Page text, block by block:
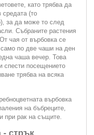
като трябва да
средата (то
за да може то след
Събраните растения
чая от върбовка се
по две чаши на ден
чаша вечер. Това
спести посещението
трябва на всяка
върбовка
на бъбреците,
при рак на същите.
- стрък